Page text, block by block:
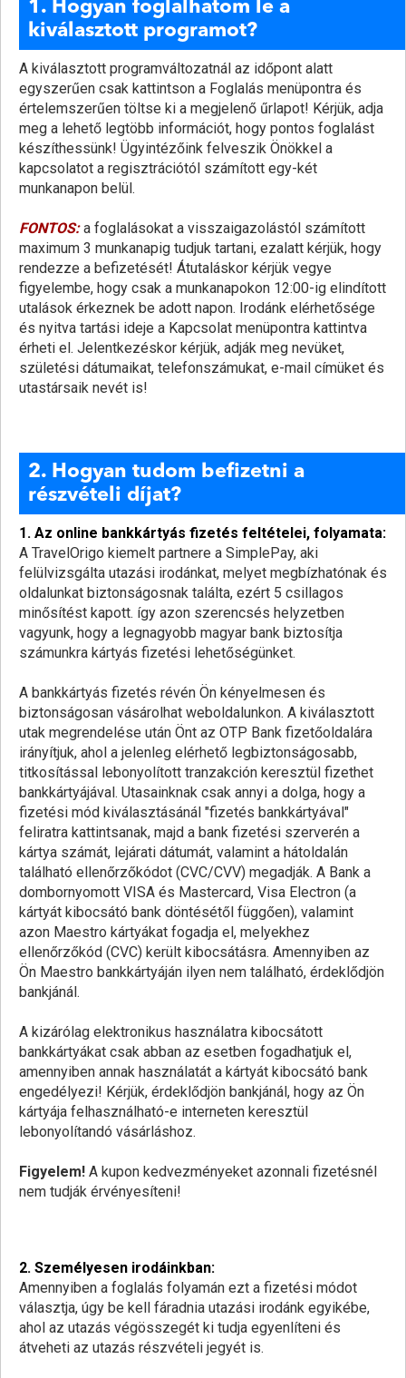
1. Hogyan foglalhatom le a
kiválasztott programot?
A kiválasztott programváltozatnál az időpont alatt
egyszerűen csak kattintson a Foglalás menüpontra és
értelemszerűen töltse ki a megjelenő űrlapot! Kérjük, adja
meg a lehető legtöbb információt, hogy pontos foglalást
készíthessünk! Ügyintézőink felveszik Önökkel a
kapcsolatot a regisztrációtól számított egy-két
munkanapon belül.
FONTOS:a foglalásokat a visszaigazolástól számított
maximum 3 munkanapig tudjuk tartani, ezalatt kérjük, hogy
rendezze a befizetését! Átutaláskor kérjük vegye
figyelembe, hogy csak a munkanapokon 12:00-ig elindított
utalások érkeznek be adott napon. Irodánk elérhetősége
és nyitva tartási ideje a Kapcsolat menüpontra kattintva
érheti el. Jelentkezéskor kérjük, adják meg nevüket,
születési dátumaikat, telefonszámukat, e-mail címüket és
utastársaik nevét is!
2. Hogyan tudom befizetni a
részvételi díjat?
1. Az online bankkártyás fizetés feltételei, folyamata:
A TravelOrigo kiemelt partnere a SimplePay, aki
felülvizsgálta utazási irodánkat, melyet megbízhatónak és
oldalunkat biztonságosnak találta, ezért 5 csillagos
minősítést kapott. így azon szerencsés helyzetben
vagyunk, hogy a legnagyobb magyar bank biztosítja
számunkra kártyás fizetési lehetőségünket.
A bankkártyás fizetés révén Ön kényelmesen és
biztonságosan vásárolhat weboldalunkon. A kiválasztott
utak megrendelése után Önt az OTP Bank fizetőoldalára
irányítjuk, ahol a jelenleg elérhető legbiztonságosabb,
titkosítással lebonyolított tranzakción keresztül fizethet
bankkártyájával. Utasainknak csak annyi a dolga, hogy a
fizetési mód kiválasztásánál "fizetés bankkártyával"
feliratra kattintsanak, majd a bank fizetési szerverén a
kártya számát, lejárati dátumát, valamint a hátoldalán
található ellenőrzőkódot (CVC/CVV) megadják. A Bank a
dombornyomott VISA és Mastercard, Visa Electron (a
kártyát kibocsátó bank döntésétől függően), valamint
azon Maestro kártyákat fogadja el, melyekhez
ellenőrzőkód (CVC) került kibocsátásra. Amennyiben az
Ön Maestro bankkártyáján ilyen nem található, érdeklődjön
bankjánál.
A kizárólag elektronikus használatra kibocsátott
bankkártyákat csak abban az esetben fogadhatjuk el,
amennyiben annak használatát a kártyát kibocsátó bank
engedélyezi! Kérjük, érdeklődjön bankjánál, hogy az Ön
kártyája felhasználható-e interneten keresztül
lebonyolítandó vásárláshoz.
Figyelem! A kupon kedvezményeket azonnali fizetésnél
nem tudják érvényesíteni!
2. Személyesen irodáinkban:
Amennyiben a foglalás folyamán ezt a fizetési módot
választja, úgy be kell fáradnia utazási irodánk egyikébe,
ahol az utazás végösszegét ki tudja egyenlíteni és
átveheti az utazás részvételi jegyét is.